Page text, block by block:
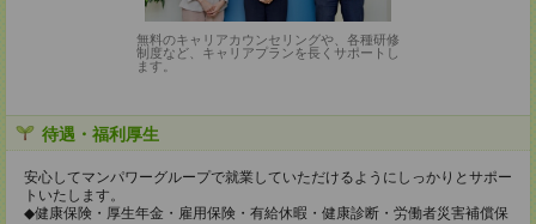
無料のキャリアカウンセリングや、各種研修
制度など、キャリアプランを長くサポートし
ます。
待遇・福利厚生
安心してマンパワーグループで就業していただけるようにしっかりとサポー
トいたします。
◆健康保険・厚生年金・雇用保険・有給休暇・健康診断・労働者災害補償保